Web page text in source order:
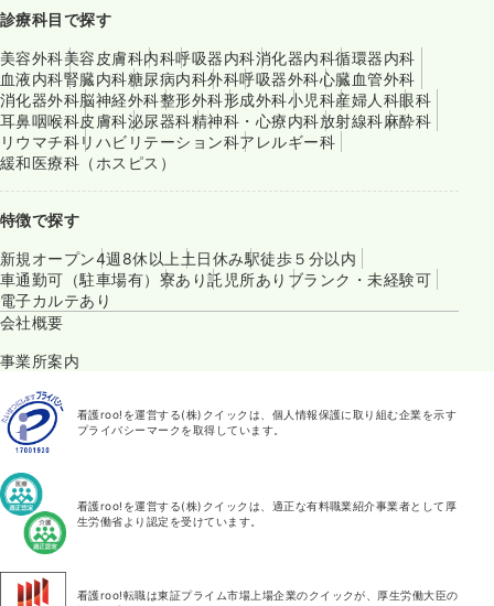
診療科目で探す
美容外科美容皮膚科内科呼吸器内科消化器内科循環器内科
血液内科腎臓内科糖尿病内科外科呼吸器外科心臓血管外科
消化器外科脳神経外科整形外科形成外科小児科産婦人科眼科
耳鼻咽喉科皮膚科泌尿器科精神科・心療内科放射線科麻酔科
リウマチ科リハビリテーション科アレルギー科
緩和医療科（ホスピス）
特徴で探す
新規オープン4週8休以上土日休み駅徒歩５分以内
車通勤可（駐車場有） 寮あり託児所あり ブランク・未経験可
電子カルテあり
会社概要
事業所案内
看護roo!を運営する(株)クイックは、個人情報保護に取り組む企業を示す
プライバシーマークを取得しています。
看護roo!を運営する(株)クイックは、適正な有料職業紹介事業者として厚
生労働省より認定を受けています。
看護roo!転職は東証プライム市場上場企業のクイックが、厚生労働大臣の